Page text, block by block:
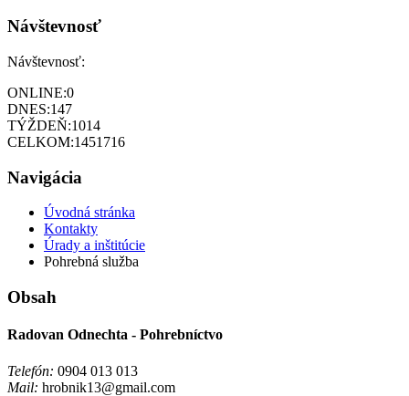
Návštevnosť
Návštevnosť:
ONLINE:0
DNES:147
TÝŽDEŇ:1014
CELKOM:1451716
Navigácia
Úvodná stránka
Kontakty
Úrady a inštitúcie
Pohrebná služba
Obsah
Radovan Odnechta - Pohrebníctvo
Telefón: 0904 013 013
Mail: hrobnik13@gmail.com